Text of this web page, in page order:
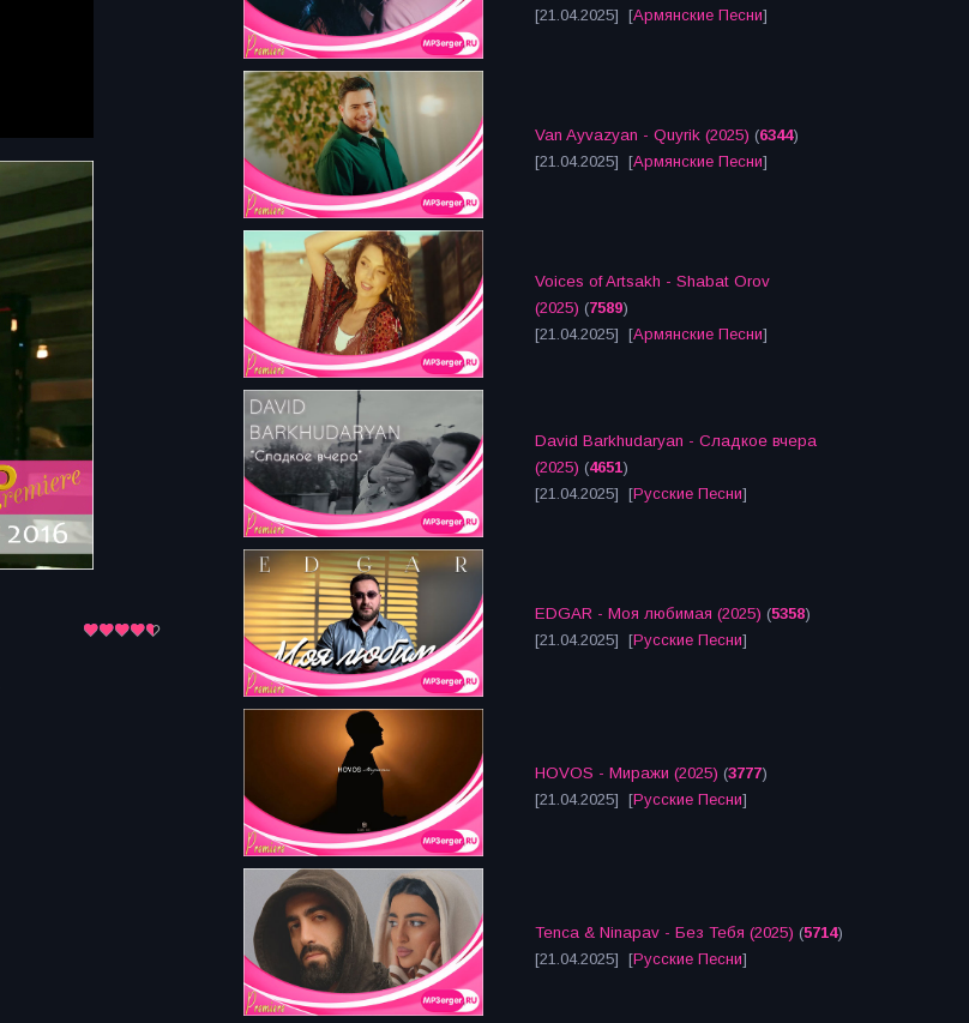
[21.04.2025] [Армянские Песни]
Van Ayvazyan - Quyrik (2025) (6344)
[21.04.2025] [Армянские Песни]
Voices of Artsakh - Shabat Orov
(2025) (7589)
[21.04.2025] [Армянские Песни]
David Barkhudaryan - Сладкое вчера
(2025) (4651)
[21.04.2025] [Русские Песни]
EDGAR - Моя любимая (2025) (5358)
[21.04.2025] [Русские Песни]
HOVOS - Миражи (2025) (3777)
[21.04.2025] [Русские Песни]
Tenca & Ninapav - Без Тебя (2025) (5714)
[21.04.2025] [Русские Песни]